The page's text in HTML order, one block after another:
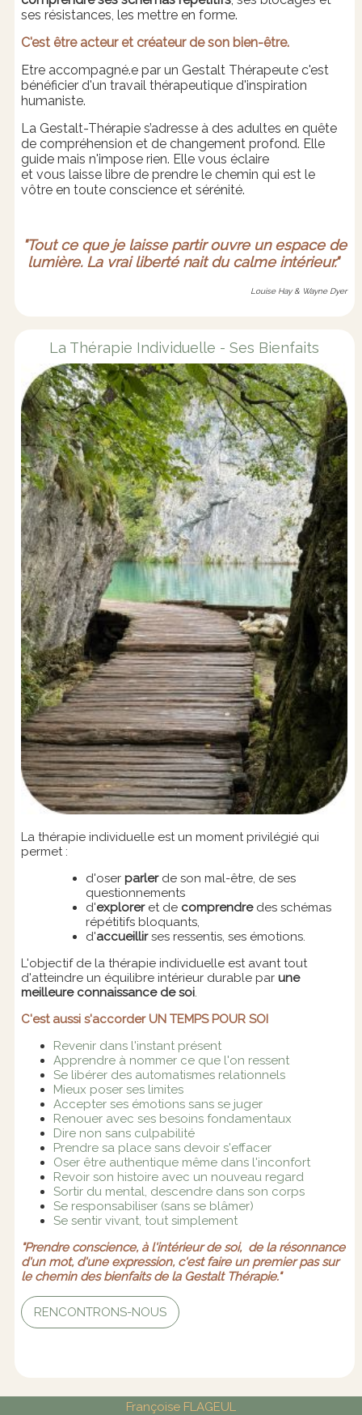
ses résistances, les mettre en forme.
C'est être acteur et créateur de son bien-être.
Etre accompagné.e par un Gestalt Thérapeute c'est
bénéficier d'un travail thérapeutique d'inspiration
humaniste.
La Gestalt-Thérapie s’adresse à des adultes en quête
de compréhension et de changement profond. Elle
guide mais n'impose rien. Elle vous éclaire
et vous laisse libre de prendre le chemin qui est le
vôtre en toute conscience et sérénité.
"Tout ce que je laisse partir ouvre un espace de
lumière. La vrai liberté nait du calme intérieur."
Louise Hay & Wayne Dyer
La Thérapie Individuelle - Ses Bienfaits
La thérapie individuelle est un moment privilégié qui
permet :
d'oser parler de son mal-être, de ses
questionnements
d'explorer et de comprendredes schémas
répétitifs bloquants,
d'accueillirses ressentis, ses émotions.
L'objectif de la thérapie individuelle est avant tout
d'atteindre un équilibre intérieur durable par une
meilleure connaissance de soi.
C'est aussi s'accorder UN TEMPS POUR SOI
Revenir dans l'instant présent
Apprendre à nommer ce que l'on ressent
Se libérer des automatismes relationnels
Mieux poser ses limites
Accepter ses émotions sans se juger
Renouer avec ses besoins fondamentaux
Dire non sans culpabilité
Prendre sa place sans devoir s'effacer
Oser être authentique même dans l'inconfort
Revoir son histoire avec un nouveau regard
Sortir du mental, descendre dans son corps
Se responsabiliser (sans se blâmer)
Se sentir vivant, tout simplement
"Prendre conscience, à l'intérieur de soi, de la résonnance
d'un mot, d'une expression, c'est faire un premier pas sur
le chemin des bienfaits de la Gestalt Thérapie."
RENCONTRONS-NOUS
Françoise FLAGEUL